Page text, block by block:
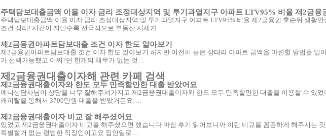
주택담보대출금액 이율 이자 금리 조정대상지역 및 투기과열지구 아파트 LTV95% 비율 제2금
주택담보대출금액 이율 이자 금리 조정대상지역 및 투기과열지구 아파트 LTV95% 비율 제2금융권 후순위 생활안
조건 정리! 시간이 지날수록 전국적으로 부동산 시세가…
제2금융권아파트담보대출 조건 이자 한도 알아보기
제2금융권아파트담보대출 조건 이자 한도 알아보기 하지만 여전히 높은 상태라 아파트 금액을 마련할 방법을 알
가 선택가능했고 어찌?던 한개의 채무가 없는 것…
제2금융권대출이자해 관련 카페 검색
제2금융권대출이자와 한도 모두 만족할만한 대출 받았어요
예니상담사님이 상담을 너무 잘해주셔가지고 제2금융권대출이자와 한도 모두 만족할만한 대출을 이용할 수 있었
캐피탈을 통해서 3700만원 대출을 받았거든요….
제2금융권대출이자 비교 잘 해주셨어요
있었고 제2금융권대출이자 비교를 해주셨으면 했습니다 마침 후기 읽어보니까 이런 비교를 꼼꼼하게 해주시는
특별할거 없는 평범한 직장인이고요 집안일로…